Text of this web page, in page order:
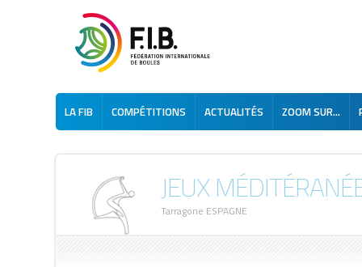
LA FIB COMPÉTITIONS ACTUALITÉS ZOOM SUR...
JEUX
Tarragone ESPAGNE